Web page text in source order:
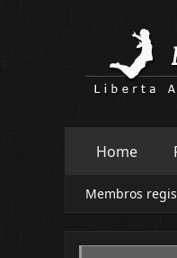
Home
Membros